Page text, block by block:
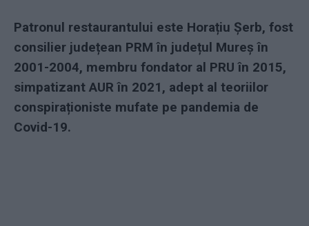
Patronul restaurantului este Horațiu Șerb, fost
consilier județean PRM în județul Mureș în
2001-2004, membru fondator al PRU în 2015,
simpatizant AUR în 2021, adept al teoriilor
conspiraționiste mufate pe pandemia de
Covid-19.